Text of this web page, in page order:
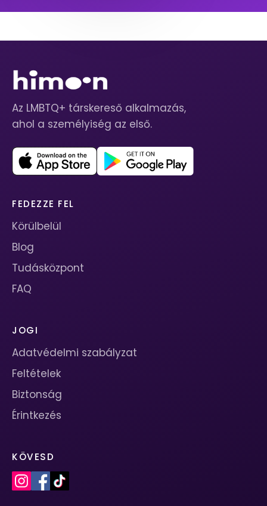
Az LMBTQ+ társkereső alkalmazás,
ahol a személyiség az első.
FEDEZZE FEL
Körülbelül
Blog
Tudásközpont
FAQ
JOGI
Adatvédelmi szabályzat
Feltételek
Biztonság
Érintkezés
KÖVESD